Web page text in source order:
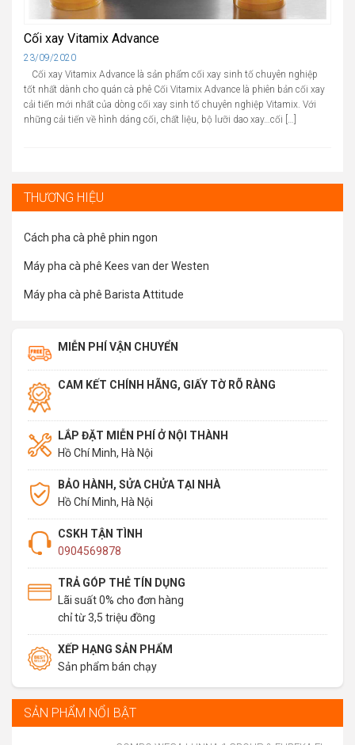
Cối xay Vitamix Advance
Cập
nhật
23/09/2020
Cối xay Vitamix Advance là sản phẩm cối xay sinh tố chuyên nghiệp
tốt nhất dành cho quán cà phê Cối Vitamix Advance là phiên bản cối xay
cải tiến mới nhất của dòng cối xay sinh tố chuyên nghiệp Vitamix. Với
những cải tiến về hình dáng cối, chất liệu, bộ lưỡi dao xay…cối […]
THƯƠNG HIỆU
Cách pha cà phê phin ngon
Máy pha cà phê Kees van der Westen
Máy pha cà phê Barista Attitude
MIỄN PHÍ VẬN CHUYỂN
CAM KẾT CHÍNH HÃNG, GIẤY TỜ RÕ RÀNG
LẮP ĐẶT MIỄN PHÍ Ở NỘI THÀNH
Hồ Chí Minh, Hà Nội
BẢO HÀNH, SỬA CHỬA TẠI NHÀ
Hồ Chí Minh, Hà Nội
CSKH TẬN TÌNH
0904569878
TRẢ GÓP THẺ TÍN DỤNG
Lãi suất 0% cho đơn hàng
chỉ từ 3,5 triệu đồng
XẾP HẠNG SẢN PHẨM
Sản phẩm bán chạy
SẢN PHẨM NỔI BẬT